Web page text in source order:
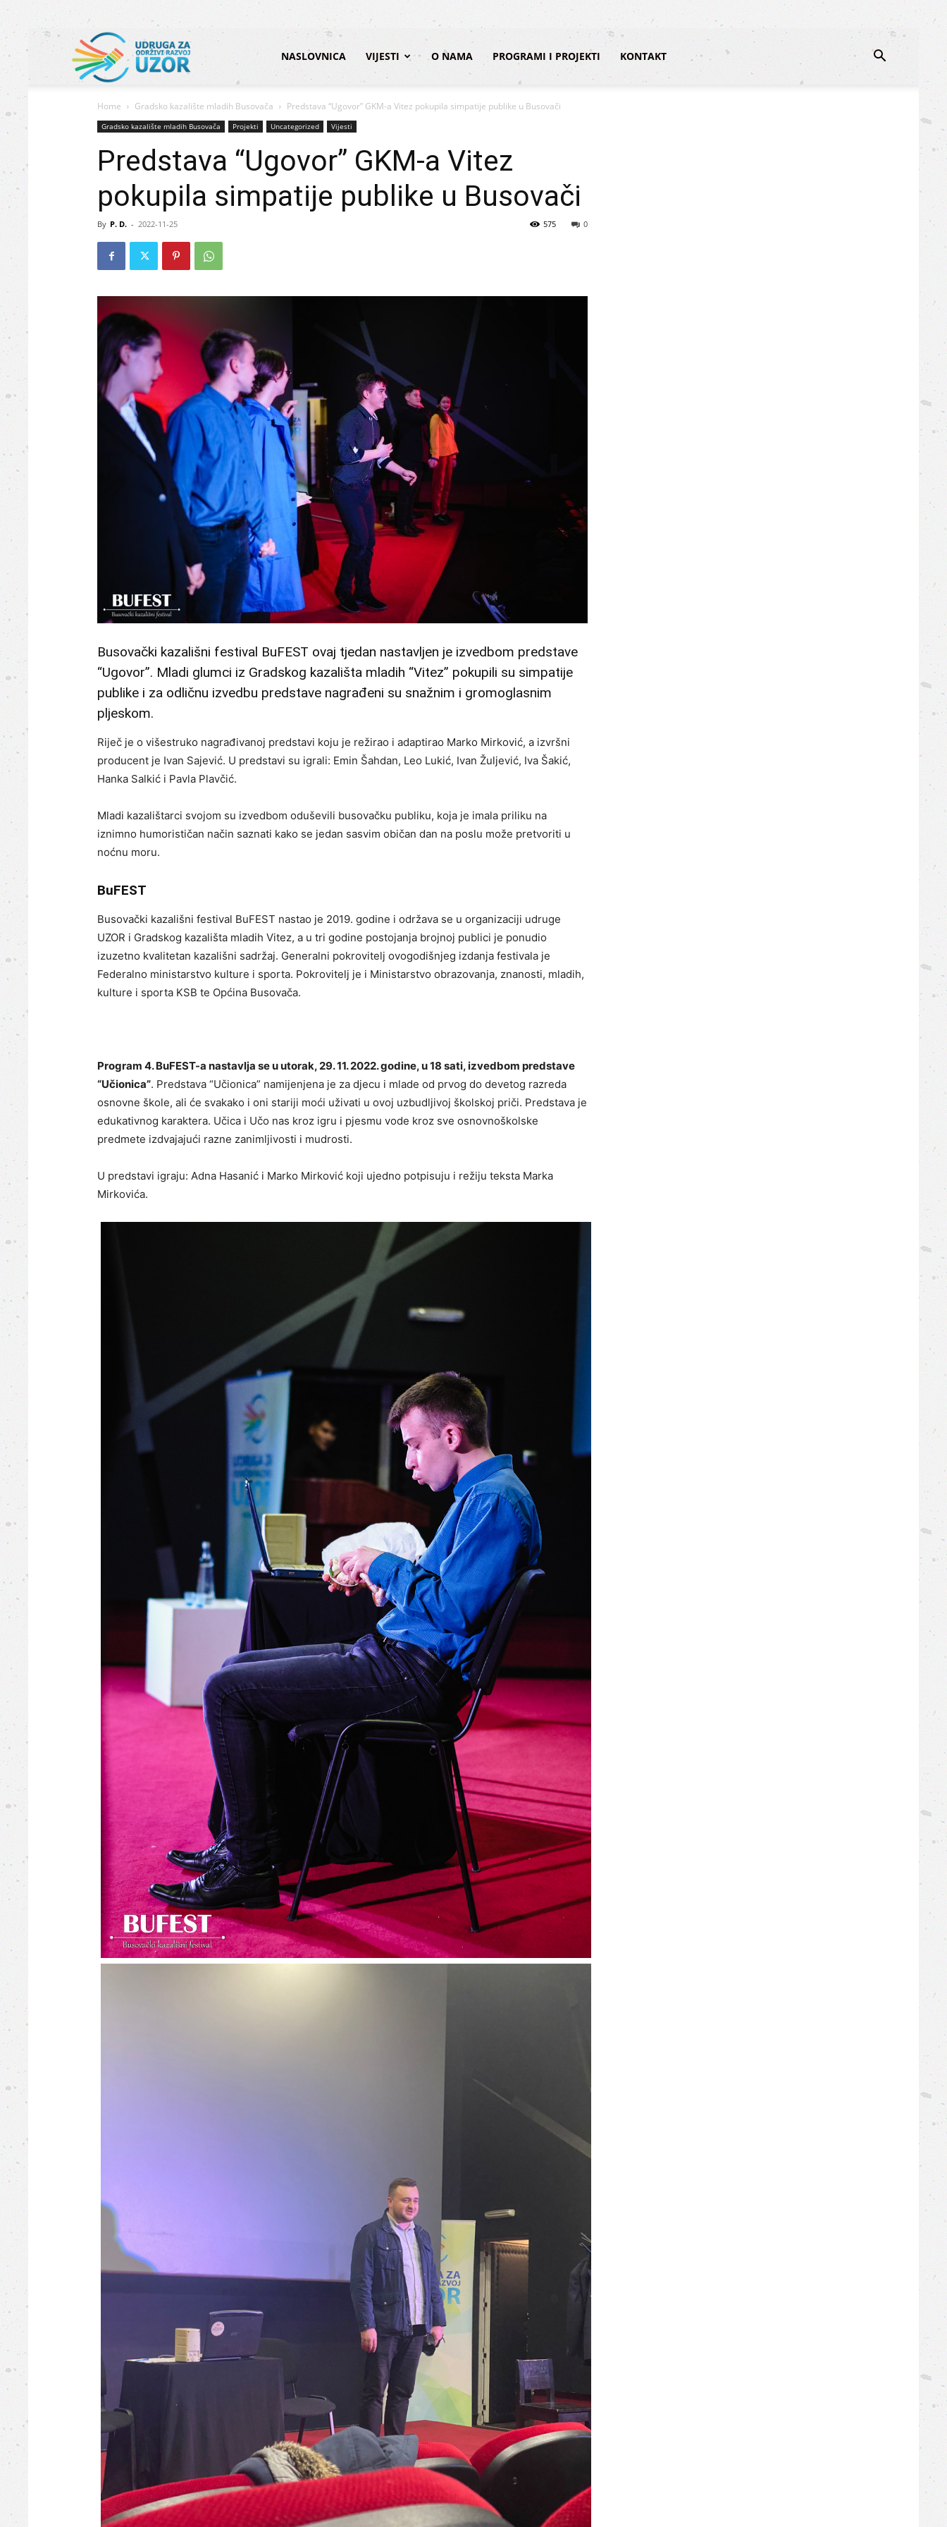
za
održivi
Busovača
NASLOVNICA VIJESTI O NAMA PROGRAMI I PROJEKTI KONTAKT
Home Gradsko kazalište mladih Busovača Predstava “Ugovor” GKM-a Vitez pokupila simpatije publike u Busovači
Gradsko kazalište mladih Busovača Projekti Uncategorized Vijesti
Predstava “Ugovor” GKM-a Vitez
pokupila simpatije publike u Busovači
By P. D. - 2022-11-25 0
575
Busovački kazališni festival BuFEST ovaj tjedan nastavljen je izvedbom predstave
“Ugovor”. Mladi glumci iz Gradskog kazališta mladih “Vitez” pokupili su simpatije
publike i za odličnu izvedbu predstave nagrađeni su snažnim i gromoglasnim
pljeskom.
Riječ je o višestruko nagrađivanoj predstavi koju je režirao i adaptirao Marko Mirković, a izvršni
producent je Ivan Sajević. U predstavi su igrali: Emin Šahdan, Leo Lukić, Ivan Žuljević, Iva Šakić,
Hanka Salkić i Pavla Plavčić.
Mladi kazalištarci svojom su izvedbom oduševili busovačku publiku, koja je imala priliku na
iznimno humorističan način saznati kako se jedan sasvim običan dan na poslu može pretvoriti u
noćnu moru.
BuFEST
Busovački kazališni festival BuFEST nastao je 2019. godine i održava se u organizaciji udruge
UZOR i Gradskog kazališta mladih Vitez, a u tri godine postojanja brojnoj publici je ponudio
izuzetno kvalitetan kazališni sadržaj. Generalni pokrovitelj ovogodišnjeg izdanja festivala je
Federalno ministarstvo kulture i sporta. Pokrovitelj je i Ministarstvo obrazovanja, znanosti, mladih,
kulture i sporta KSB te Općina Busovača.
Program 4. BuFEST-a nastavlja se u utorak, 29. 11. 2022. godine, u 18 sati, izvedbom predstave
“Učionica”. Predstava “Učionica” namijenjena je za djecu i mlade od prvog do devetog razreda
osnovne škole, ali će svakako i oni stariji moći uživati u ovoj uzbudljivoj školskoj priči. Predstava je
edukativnog karaktera. Učica i Učo nas kroz igru i pjesmu vode kroz sve osnovnoškolske
predmete izdvajajući razne zanimljivosti i mudrosti.
U predstavi igraju: Adna Hasanić i Marko Mirković koji ujedno potpisuju i režiju teksta Marka
Mirkovića.